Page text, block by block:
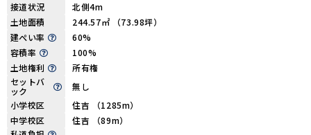
接道状況
北側4m
土地面積
244.57㎡ （73.98坪）
建ぺい率
60%
容積率
100%
土地権利
所有権
セットバ
ック
無し
小学校区
住吉 （1285m）
中学校区
住吉 （89m）